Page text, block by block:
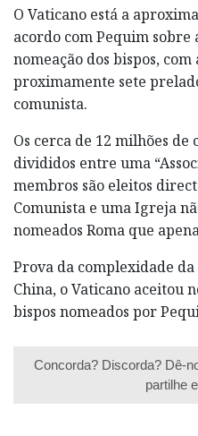
O Vaticano está a
acordo com Pequim sobre
nomeação dos bispos,
proximamente sete
comunista.
Os cerca de 12 milhões de
divididos entre uma
membros são eleitos
Comunista e uma Igreja
nomeados Roma que
Prova da complexidade
China, o Vaticano aceitou
bispos nomeados por
Concorda? Discorda? Dê-
partilhe